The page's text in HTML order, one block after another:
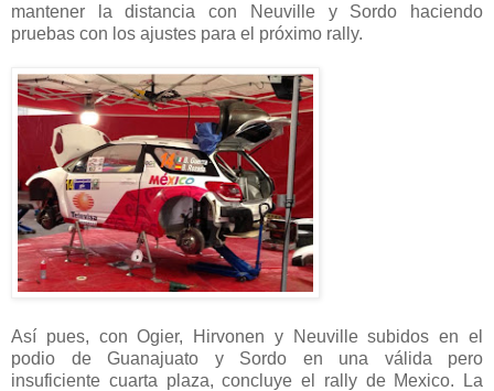
mantener la distancia con Neuville y Sordo haciendo
pruebas con los ajustes para el próximo rally.
Así pues, con Ogier, Hirvonen y Neuville subidos en el
podio de Guanajuato y Sordo en una válida pero
insuficiente cuarta plaza, concluye el rally de Mexico. La